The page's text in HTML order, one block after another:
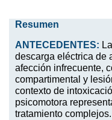
Resumen
ANTECEDENTES:
descarga eléctrica de
afección infrecuente,
compartimental y
contexto de
psicomotora
tratamiento complejos.